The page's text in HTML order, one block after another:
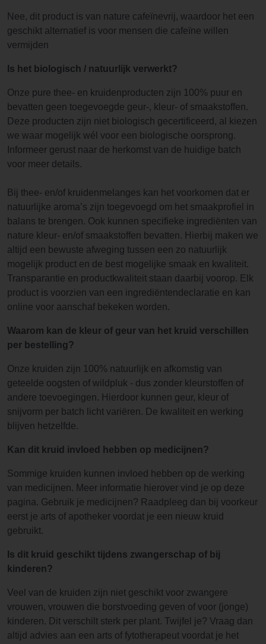
Nee, dit product is van nature cafeïnevrij, waardoor het een
geschikt alternatief is voor mensen die cafeïne willen
vermijden
Is het biologisch / natuurlijk verwerkt?
Onze pure thee- en kruidenproducten zijn 100% puur en
bevatten geen toegevoegde geur-, kleur- of smaakstoffen.
Deze producten zijn niet biologisch gecertificeerd, al kiezen
we waar mogelijk wél voor een biologische oorsprong.
Informeer gerust naar de herkomst van de huidige batch
voor meer details.
Bij thee- en/of kruidenmelanges kan het voorkomen dat er
natuurlijke aroma’s zijn toegevoegd om het smaakprofiel in
balans te brengen. Ook kunnen specifieke ingrediënten van
nature kleur- en/of smaakstoffen bevatten. Hierbij maken we
altijd een bewuste afweging tussen een zo natuurlijk
mogelijk product en de best mogelijke smaak en kwaliteit.
Transparantie en productkwaliteit staan daarbij voorop. Elk
product is voorzien van een ingrediëntendeclaratie en kan
online voor aanschaf bekeken worden.
Waarom kan de kleur of geur van het kruid verschillen
per bestelling?
Onze kruiden zijn 100% natuurlijk en afkomstig van
geteelde oogsten of wildpluk - dus zonder kleurstoffen of
andere toevoegingen. Hierdoor kunnen geur, kleur of
snijvorm per batch licht variëren. De kwaliteit en werking
blijven hetzelfde.
Kan dit kruid invloed hebben op medicijnen?
Sommige kruiden kunnen invloed hebben op de werking
van medicijnen. Meer informatie hierover vind je op deze
pagina. Gebruik je medicijnen? Raadpleeg dan bij voorkeur
eerst je arts of apotheker voordat je een nieuw kruid
gebruikt.
Is dit kruid geschikt tijdens zwangerschap of bij
kinderen?
Veel van de kruiden zijn niet geschikt voor zwangere
vrouwen, vrouwen die borstvoeding geven of voor (jonge)
kinderen. Dit verschilt sterk per plant. Twijfel je? Vraag dan
altijd advies aan een arts of fytotherapeut voordat je het